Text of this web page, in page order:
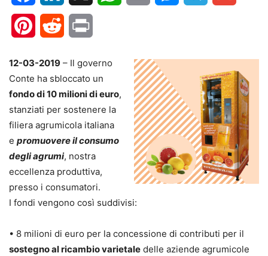
PinterestReddit
12-03-2019 – Il governo
Conte ha sbloccato un
fondo di 10 milioni di euro,
stanziati per sostenere la
filiera agrumicola italiana
e promuovere il consumo
degli agrumi, nostra
eccellenza produttiva,
presso i consumatori.
I fondi vengono così suddivisi:
• 8 milioni di euro per la concessione di contributi per il
sostegno al ricambio varietale delle aziende agrumicole